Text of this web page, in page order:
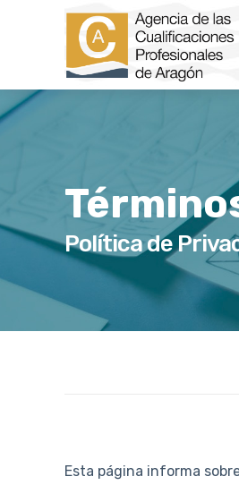
Política de
Esta página informa